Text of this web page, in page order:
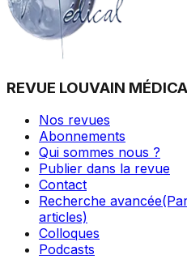
REVUE LOUVAIN
Nos revues
Abonnements
Qui sommes nous ?
Publier dans la revue
Contact
Recherche avancée
articles)
Colloques
Podcasts